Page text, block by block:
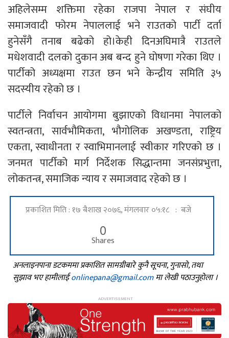
अहिलेसम्म शक्तिमा रहेका राजपा नेपाल र संघीय
समाजवादी फोरम नेपाललाई भने राउतको पार्टी दर्ता
हुनेसँगै तनाब बढेको हो।केही दिनअघिमात्रै राउतले
मधेशवादी दलको दुकान अब बन्द हुने घोषणा गरेका थिए ।
पार्टीको अध्यक्षमा राउत छन भने केन्द्रीय समिति ३५
सदस्यीय रहेको छ ।
पार्टीले निर्वाचन आयोगमा बुझाएको विधानमा नेपालको
स्वतन्त्रता, सार्वभौमिकता, भौगोलिक अखण्डता, राष्ट्रिय
एकता, स्वाधीनता र स्वाभिमानलाई स्वीकार गरिएको छ ।
जनमत पार्टीको मार्ग निर्देशक सिद्धान्तमा जनसंप्रभुत्ता,
लोकतन्त्र, समाजिक न्याय र समाजवाद रहेको छ ।
प्रकाशित मिति : १७ बैशाख २०७६, मंगलवार ०५:१८ : बजे
0
Shares
अनलाइनपाना डटकममा प्रकाशित सामग्रीबारे कुनै सूचना, गुनासो, तथा
सुझाव भए हामीलाईonlinepana@gmail.comमा लेखी पठाउनुहोला ।